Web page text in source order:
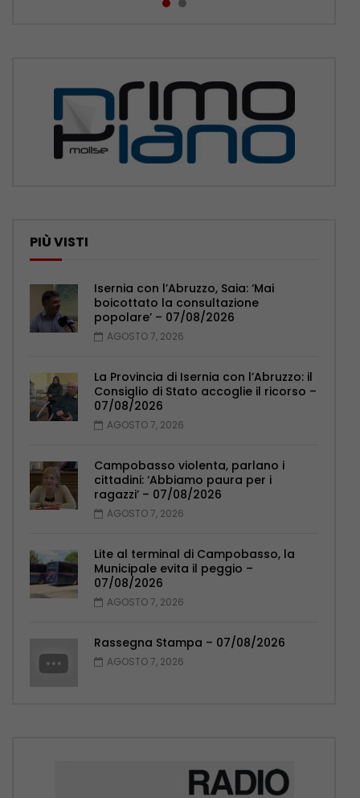
PIÙ VISTI
Isernia con l’Abruzzo, Saia: ‘Mai
boicottato la consultazione
popolare’ – 07/08/2026
AGOSTO 7, 2026
La Provincia di Isernia con l’Abruzzo: il
Consiglio di Stato accoglie il ricorso –
07/08/2026
AGOSTO 7, 2026
Campobasso violenta, parlano i
cittadini: ‘Abbiamo paura per i
ragazzi’ – 07/08/2026
AGOSTO 7, 2026
Lite al terminal di Campobasso, la
Municipale evita il peggio –
07/08/2026
AGOSTO 7, 2026
Rassegna Stampa – 07/08/2026
AGOSTO 7, 2026